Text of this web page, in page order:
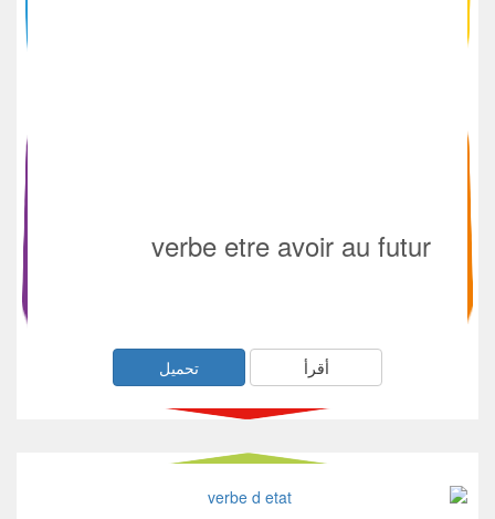
verbe etre avoir au futur
أقرأ تحميل